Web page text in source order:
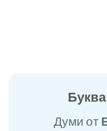
Думи от